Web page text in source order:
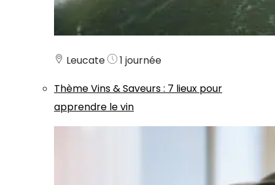
Leucate
1 journée
ThèmeVins & Saveurs: 7 lieux pour
apprendre le vin